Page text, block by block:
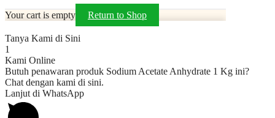
Your cart is empty Return to Shop
Tanya Kami di Sini
1
Kami Online
Butuh penawaran produk Sodium Acetate Anhydrate 1 Kg ini?
Chat dengan kami di sini.
Lanjut di WhatsApp